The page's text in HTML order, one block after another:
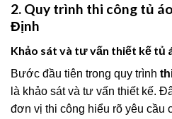
2. Quy trình thi công tủ
Định
Khảo sát và tư vấn thiết kế tủ
Bước đầu tiên trong quy trình
là khảo sát và tư vấn thiết kế.
đơn vị thi công hiểu rõ yêu cầu